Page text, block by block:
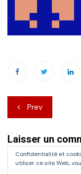
Navigation
de
l’article
Prev
Laisser un
Vous devezvous
Confidentialité et
utiliser ce site Web,